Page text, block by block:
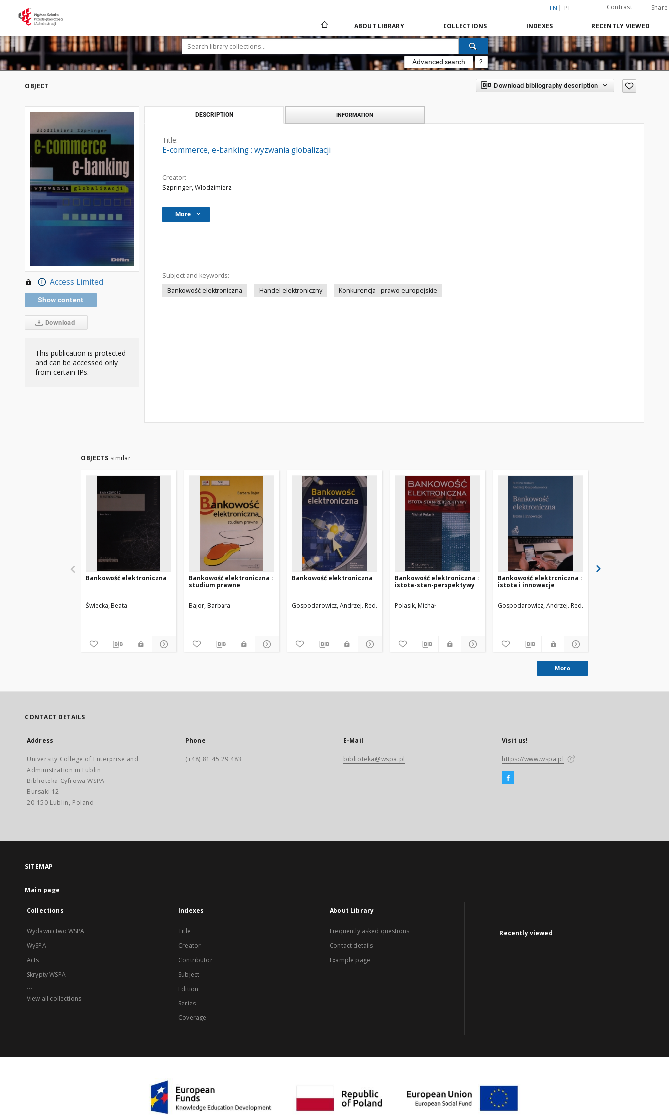
EN PL Contrast Share
ABOUT LIBRARY COLLECTIONS INDEXES RECENTLY VIEWED
Advanced search ?
OBJECT Download bibliography description
Access Limited
Show content
Download
This publication is protected
and can be accessed only
from certain IPs.
DESCRIPTION INFORMATION
Title:
E-commerce, e-banking : wyzwania globalizacji
Creator:
Szpringer, Włodzimierz
More
Subject and keywords:
Bankowość elektroniczna
Handel elektroniczny Konkurencja - prawo europejskie
OBJECTS similar
Bankowość elektroniczna
Świecka, Beata
Bankowość elektroniczna :
studium prawne
Bajor, Barbara
Bankowość elektroniczna
Gospodarowicz, Andrzej. Red.
Bankowość elektroniczna :
istota-stan-perspektywy
Polasik, Michał
Bankowość elektroniczna :
istota i innowacje
Gospodarowicz, Andrzej. Red.
More
CONTACT DETAILS
Address
University College of Enterprise and
Administration in Lublin
Biblioteka Cyfrowa WSPA
Bursaki 12
20-150 Lublin, Poland
Phone
(+48) 81 45 29 483
E-Mail
biblioteka@wspa.pl
Visit us!
https://www.wspa.pl
SITEMAP
Main page
Collections
Wydawnictwo WSPA
WySPA
Acts
Skrypty WSPA
...
View all collections
Indexes
Title
Creator
Contributor
Subject
Edition
Series
Coverage
About Library
Frequently asked questions
Contact details
Example page
Recently viewed